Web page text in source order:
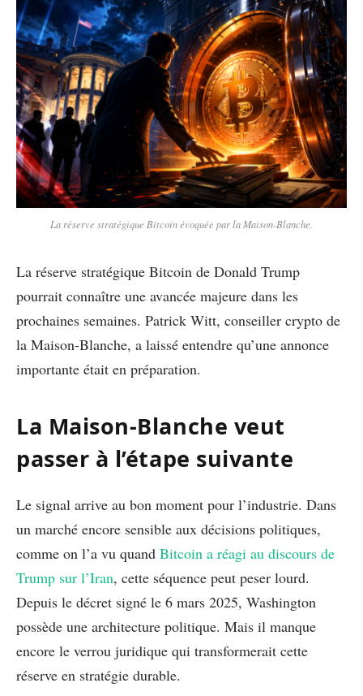
La réserve stratégique Bitcoin évoquée par la Maison-Blanche.
La réserve stratégique Bitcoin de Donald Trump
pourrait connaître une avancée majeure dans les
prochaines semaines. Patrick Witt, conseiller crypto de
la Maison-Blanche, a laissé entendre qu’une annonce
importante était en préparation.
La Maison-Blanche veut
passer à l’étape suivante
Le signal arrive au bon moment pour l’industrie. Dans
un marché encore sensible aux décisions politiques,
comme on l’a vu quand Bitcoin a réagi au discours de
Trump sur l’Iran, cette séquence peut peser lourd.
Depuis le décret signé le 6 mars 2025, Washington
possède une architecture politique. Mais il manque
encore le verrou juridique qui transformerait cette
réserve en stratégie durable.